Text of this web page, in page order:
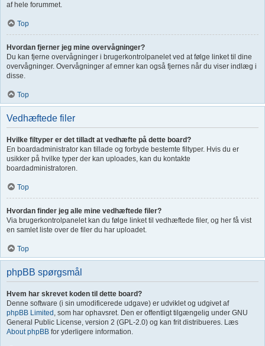
af hele forummet.
Top
Hvordan fjerner jeg mine overvågninger?
Du kan fjerne overvågninger i brugerkontrolpanelet ved at følge linket til dine
overvågninger. Overvågninger af emner kan også fjernes når du viser indlæg i
disse.
Top
Vedhæftede filer
Hvilke filtyper er det tilladt at vedhæfte på dette board?
En boardadministrator kan tillade og forbyde bestemte filtyper. Hvis du er
usikker på hvilke typer der kan uploades, kan du kontakte
boardadministratoren.
Top
Hvordan finder jeg alle mine vedhæftede filer?
Via brugerkontrolpanelet kan du følge linket til vedhæftede filer, og her få vist
en samlet liste over de filer du har uploadet.
Top
phpBB spørgsmål
Hvem har skrevet koden til dette board?
Denne software (i sin umodificerede udgave) er udviklet og udgivet af
phpBB Limited , som har ophavsret. Den er offentligt tilgængelig under GNU
General Public License, version 2 (GPL-2.0) og kan frit distribueres. Læs
About phpBB for yderligere information.